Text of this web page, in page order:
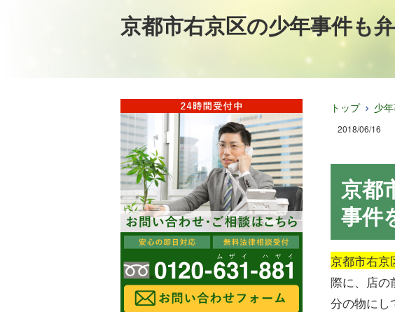
京都市右京区の少年事件も
トップ 少
2018/06/16
京都
事件
京都市右京
際に、店の
分の物にし